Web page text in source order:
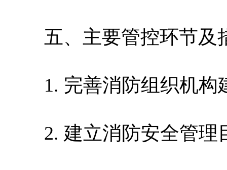
五、主要管控环节及
1. 完善消防组织机构
2. 建立消防安全管理